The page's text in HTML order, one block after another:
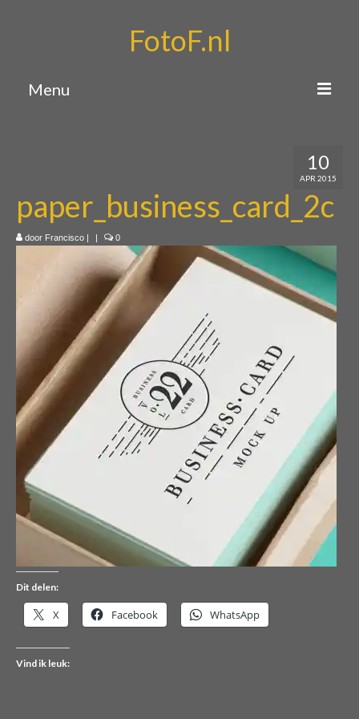
FotoF.nl
Menu
Over mij
Contact
10
APR 2015
paper_business_card_2c
door Francisco | | 0
Dit delen:
X Facebook WhatsApp
Vind ik leuk: